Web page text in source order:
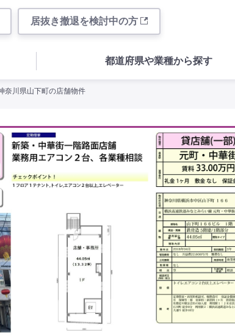
居抜き撤退を検討中の方
都道府県や業種から探す
奈川県山下町の店舗物件